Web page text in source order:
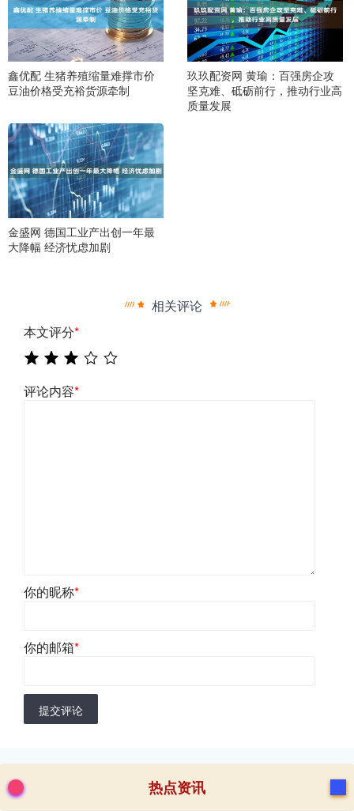
鑫优配 生猪养殖缩量难撑市价
豆油价格受充裕货源牵制
玖玖配资网 黄瑜：百强房企攻
坚克难、砥砺前行，推动行业高
质量发展
金盛网 德国工业产出创一年最
大降幅 经济忧虑加剧
相关评论
本文评分*
评论内容*
你的昵称*
你的邮箱*
提交评论
热点资讯